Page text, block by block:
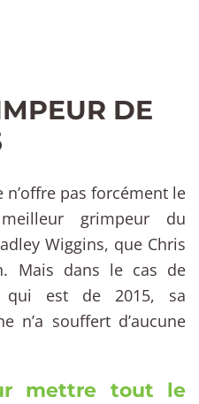
DE
n’offre pas forcément le
grimpeur du
Wiggins, que Chris
Mais dans le cas de
est de 2015, sa
n’a souffert d’aucune
mettre tout le